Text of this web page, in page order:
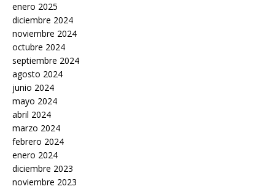
enero 2025
diciembre 2024
noviembre 2024
octubre 2024
septiembre 2024
agosto 2024
junio 2024
mayo 2024
abril 2024
marzo 2024
febrero 2024
enero 2024
diciembre 2023
noviembre 2023